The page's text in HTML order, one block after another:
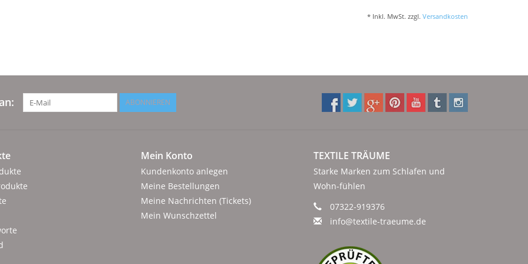
* Inkl. MwSt. zzgl. Versandkosten
ABONNIEREN
Mein Konto
Kundenkonto anlegen
Meine Bestellungen
Meine Nachrichten (Tickets)
Mein Wunschzettel
TEXTILE TRÄUME
Starke Marken zum Schlafen und
Wohn-fühlen
07322-919376
info@textile-traeume.de